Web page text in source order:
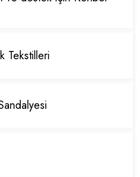
Tekstilleri